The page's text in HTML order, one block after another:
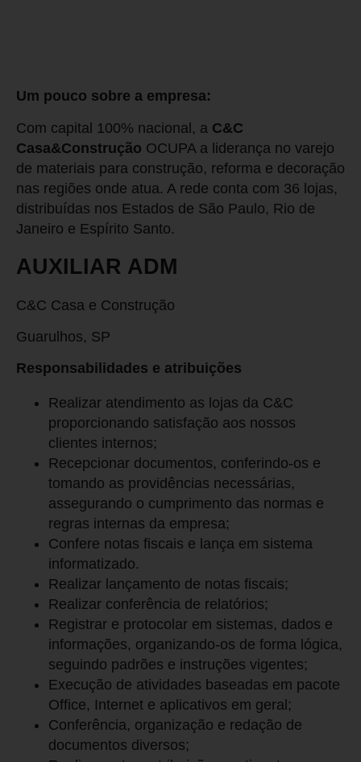
Um pouco sobre a empresa:
Com capital 100% nacional, a C&C
Casa&Construção OCUPA a liderança no varejo
de materiais para construção, reforma e decoração
nas regiões onde atua. A rede conta com 36 lojas,
distribuídas nos Estados de São Paulo, Rio de
Janeiro e Espírito Santo.
AUXILIAR ADM
C&C Casa e Construção
Guarulhos, SP
Responsabilidades e atribuições
Realizar atendimento as lojas da C&C
proporcionando satisfação aos nossos
clientes internos;
Recepcionar documentos, conferindo-os e
tomando as providências necessárias,
assegurando o cumprimento das normas e
regras internas da empresa;
Confere notas fiscais e lança em sistema
informatizado.
Realizar lançamento de notas fiscais;
Realizar conferência de relatórios;
Registrar e protocolar em sistemas, dados e
informações, organizando-os de forma lógica,
seguindo padrões e instruções vigentes;
Execução de atividades baseadas em pacote
Office, Internet e aplicativos em geral;
Conferência, organização e redação de
documentos diversos;